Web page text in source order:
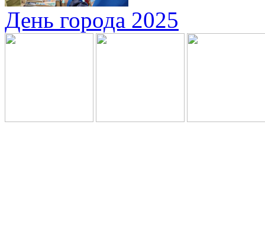
День города 2025